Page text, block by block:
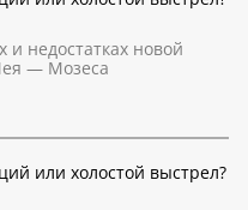
и недостатках новой
— Мозеса
или холостой выстрел?